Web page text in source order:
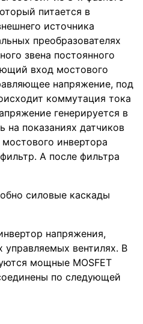
питается в
источника
преобразователях
звена постоянного
вход мостового
напряжение, под
коммутация тока
генерируется в
на показаниях датчиков
инвертора
А после фильтра
силовые каскады
напряжения,
управляемых вентилях. В
мощные MOSFET
по следующей